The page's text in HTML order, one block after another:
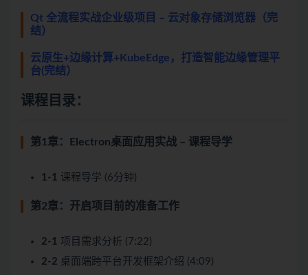
Qt 全流程实战企业级项目 – 云对象存储浏览器（完
结）
云原生+边缘计算+KubeEdge，打造智能边缘管理平
台(完结）
课程目录：
第1章：Electron桌面应用实战 – 课程导学
1-1 课程导学 (6分钟)
第2章：开启项目前的准备工作
2-1 项目需求分析 (7:22)
2-2 桌面端跨平台开发框架介绍 (4:09)